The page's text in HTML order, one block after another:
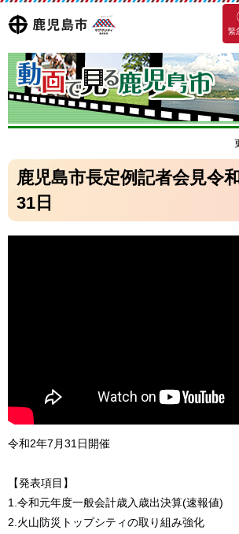
鹿児島
市
マグ
マシ
ティ
鹿児
島市
緊
鹿児島市長定例記者会見令
31日
令和2年7月31日開催
【発表項目】
1.令和元年度一般会計歳入歳出決算(速報値)
2.火山防災トップシティの取り組み強化